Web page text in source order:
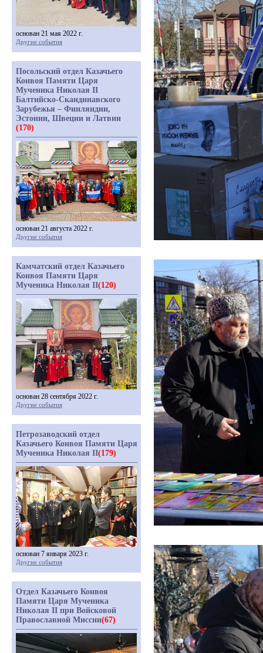
основан 21 мая 2022 г.
Другие события
Посольский отдел Казачьего
Конвоя Памяти Царя
Мученика Николая II
Балтийско-Скандинавского
Зарубежья – Финляндии,
Эстонии, Швеции и Латвии
(170)
основан 21 августа 2022 г.
Другие события
Камчатский отдел Казачьего
Конвоя Памяти Царя
Мученика Николая II(120)
основан 28 сентября 2022 г.
Другие события
Петрозаводский отдел
Казачьего Конвоя Памяти Царя
Мученика Николая II(179)
основан 7 января 2023 г.
Другие события
Отдел Казачьего Конвоя
Памяти Царя Мученика
Николая II при Войсковой
Православной Миссии(67)